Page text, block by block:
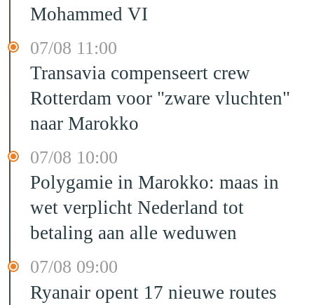
Mohammed VI
07/08 11:00
Transavia compenseert crew
Rotterdam voor "zware vluchten"
naar Marokko
07/08 10:00
Polygamie in Marokko: maas in
wet verplicht Nederland tot
betaling aan alle weduwen
07/08 09:00
Ryanair opent 17 nieuwe routes